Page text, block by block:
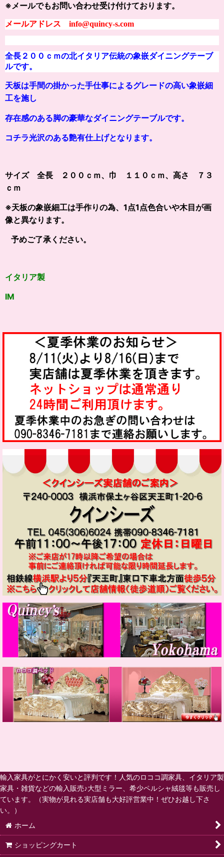
※メールでもお問い合わせ受け付けております。
メールアドレス info@quincy-s.com
全長２００ｃｍの北イタリア伝統の象嵌ダイニングテーブ
ルです。
天板は手間の掛かった手仕事によるグレードの高い象嵌細
工を施し
存在感のある脚の豪華なダイニングテーブルです。
コチラ光沢のある艶有仕上げとなります。
サイズ 全長 ２００ｃｍ、巾 １１０ｃｍ、高さ ７３
ｃｍ
※天板の象嵌細工は手作りの為、1点1点色合いや木目が画
像と異なります。
予めご了承ください。
イタリア製
IM
輸入家具がとにかく安いと評判です！人気のロココ調家具、イタリア製
家具・雑貨などの輸入販売♪大型ミラー、希少ペルシャ絨毯等も販売し
ています。（実物が見れる実店舗も大好評営業中！ぜひお越し下さ
い。）
ホーム
ショッピングカート